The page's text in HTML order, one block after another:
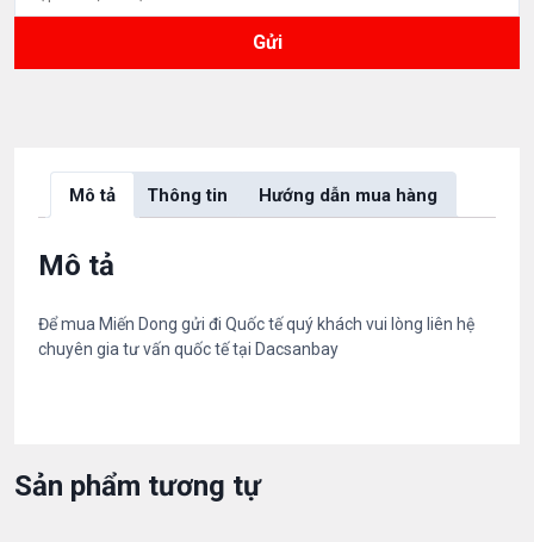
n
(
à
Mô tả Thông tin Hướng dẫn mua hàng
Mô tả
Để mua Miến Dong gửi đi Quốc tế quý khách vui lòng liên hệ
chuyên gia tư vấn quốc tế tại Dacsanbay
Sản phẩm tương tự